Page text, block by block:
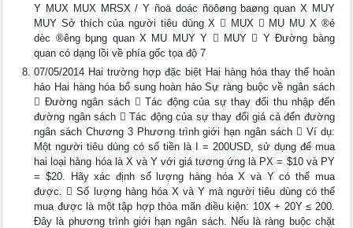
Y MUX MUX MRSX / Y ñoä doác ñöôøng baøng quan X MUY
MUY Sở thích của người tiêu dùng X  MUX  MU MU X ®é
dèc ®­êng bµng quan X MU MUY Y  MUY  Y Đường bàng
quan có dạng lồi về phía gốc tọa độ 7
07/05/2014 Hai trường hợp đặc biệt Hai hàng hóa thay thế hoàn
hảo Hai hàng hóa bổ sung hoàn hảo Sự ràng buộc về ngân sách
 Đường ngân sách  Tác động của sự thay đổi thu nhập đến
đường ngân sách  Tác động của sự thay đổi giá cả đến đường
ngân sách Chương 3 Phương trình giới hạn ngân sách  Ví dụ:
Một người tiêu dùng có số tiền là I = 200USD, sử dụng để mua
hai loại hàng hóa là X và Y với giá tương ứng là PX = $10 và PY
= $20. Hãy xác định số lượng hàng hóa X và Y có thể mua
được.  Số lượng hàng hóa X và Y mà người tiêu dùng có thể
mua được là một tập hợp thỏa mãn điều kiện: 10X + 20Y ≤ 200.
Đây là phương trình giới hạn ngân sách. Nếu là ràng buộc chặt